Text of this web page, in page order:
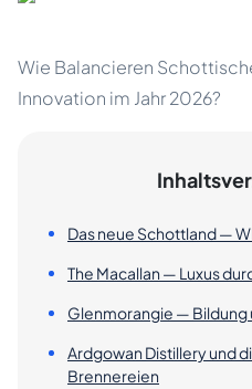
Wie Balancieren
Innovation im Jahr 2026?
Das neue Schottland —
The Macallan — Luxus
Glenmorangie — Bildung
Ardgowan Distillery und
Brennereien